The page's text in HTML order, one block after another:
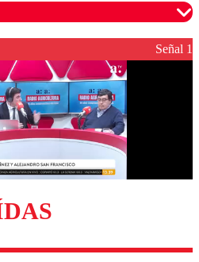
para garantizar un
respetuoso.
Enviar comentario
Señal 1